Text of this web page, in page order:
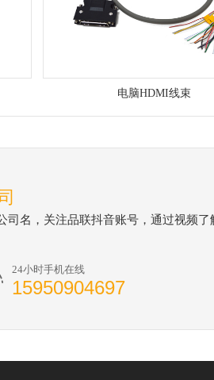
电脑HDMI线束
司名，关注品联抖音账号，通过视频了
24小时手机在线
15950904697